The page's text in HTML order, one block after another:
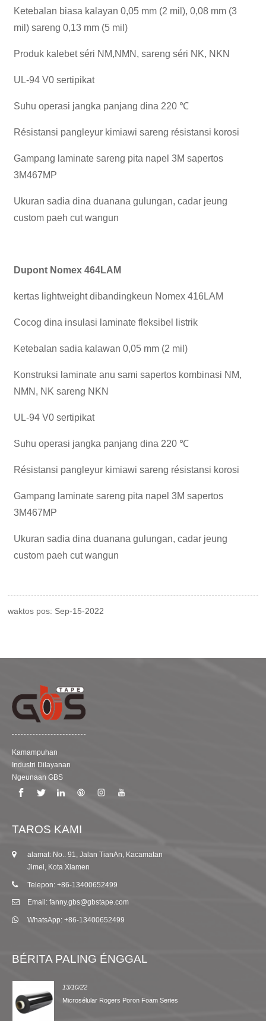
Ketebalan biasa kalayan 0,05 mm (2 mil), 0,08 mm (3
mil) sareng 0,13 mm (5 mil)
Produk kalebet séri NM,NMN, sareng séri NK, NKN
UL-94 V0 sertipikat
Suhu operasi jangka panjang dina 220 ℃
Résistansi pangleyur kimiawi sareng résistansi korosi
Gampang laminate sareng pita napel 3M sapertos
3M467MP
Ukuran sadia dina duanana gulungan, cadar jeung
custom paeh cut wangun
Dupont Nomex 464LAM
kertas lightweight dibandingkeun Nomex 416LAM
Cocog dina insulasi laminate fleksibel listrik
Ketebalan sadia kalawan 0,05 mm (2 mil)
Konstruksi laminate anu sami sapertos kombinasi NM,
NMN, NK sareng NKN
UL-94 V0 sertipikat
Suhu operasi jangka panjang dina 220 ℃
Résistansi pangleyur kimiawi sareng résistansi korosi
Gampang laminate sareng pita napel 3M sapertos
3M467MP
Ukuran sadia dina duanana gulungan, cadar jeung
custom paeh cut wangun
waktos pos: Sep-15-2022
Kamampuhan
Industri Dilayanan
Ngeunaan GBS
TAROS KAMI
alamat: No.. 91, Jalan TianAn, Kacamatan
Jimei, Kota Xiamen
Telepon: +86-13400652499
Email: fanny.gbs@gbstape.com
WhatsApp: +86-13400652499
BÉRITA PALING ÉNGGAL
13/10/22
Microsélular Rogers Poron Foam Series